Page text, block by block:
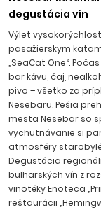
príjemnej
nachádza
Transfer z letiska
degustácia vín
Výlet
pasažierskym
„SeaCat One“.
bar kávu, čaj,
pivo – všetko za
Nesebaru. Pešia
mesta Nesebar so
vychutnávanie si
atmosféry
Degustácia
bulharských vín z
vinotéky Enoteca
reštaurácii